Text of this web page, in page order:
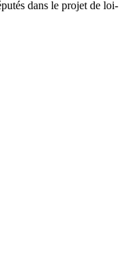
dans le projet de loi-